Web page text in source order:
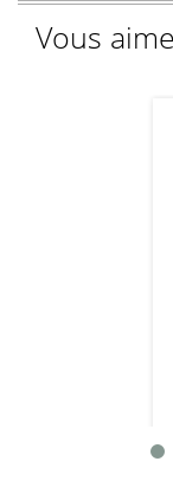
Vous